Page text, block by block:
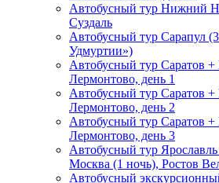
Автобусный тур Нижний
Суздаль
Автобусный тур Сарапул
Удмуртии»)
Автобусный тур Саратов
Лермонтово, день 1
Автобусный тур Саратов
Лермонтово, день 2
Автобусный тур Саратов
Лермонтово, день 3
Автобусный тур
Москва (1 ночь), Ростов
Автобусный